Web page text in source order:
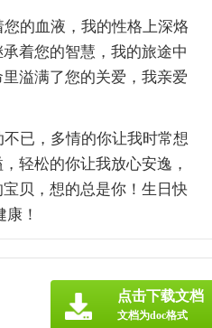
的血液，我的性格上深烙
着您的智慧，我的旅途中
溢满了您的关爱，我亲爱
已，多情的你让我时常想
轻松的你让我放心安逸，
贝，想的总是你！生日快
！
点击下载文档
文档为doc格式